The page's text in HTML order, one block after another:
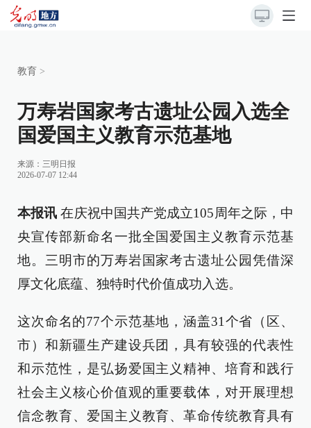
教育 >
万寿岩国家考古遗址公园入选全
国爱国主义教育示范基地
来源： 三明日报
2026-07-07 12:44
本报讯 在庆祝中国共产党成立105周年之际，中
央宣传部新命名一批全国爱国主义教育示范基
地。三明市的万寿岩国家考古遗址公园凭借深
厚文化底蕴、独特时代价值成功入选。
这次命名的77个示范基地，涵盖31个省（区、
市）和新疆生产建设兵团，具有较强的代表性
和示范性，是弘扬爱国主义精神、培育和践行
社会主义核心价值观的重要载体，对开展理想
信念教育、爱国主义教育、革命传统教育具有